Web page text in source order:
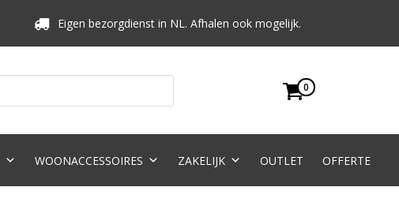
Eigen bezorgdienst in NL. Afhalen ook mogelijk.
0
WOONACCESSOIRES ZAKELIJK OUTLET OFFERTE